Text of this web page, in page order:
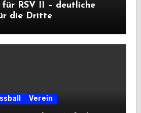
RSV II – deutliche
die Dritte
Verein